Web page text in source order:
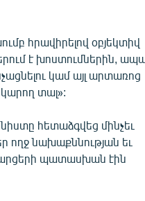
հրավիրելով օբյեկտիվ
է խոստումներին,
կամ այլ արտառոց
կարող տալ»:
հետաձգվեց մինչեւ
ողջ նախաքննության եւ
պատասխան էին